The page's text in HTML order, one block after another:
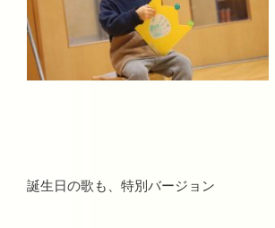
誕生日の歌も、特別バージョン